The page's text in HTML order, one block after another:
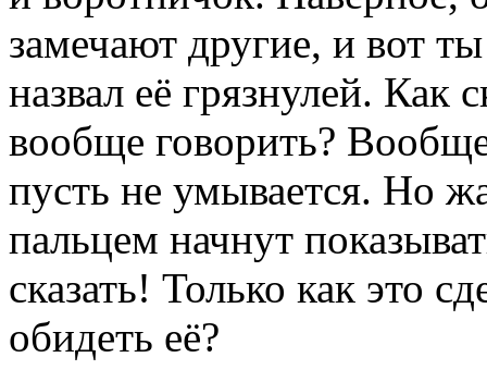
замечают другие, и вот
назвал её грязнулей. Как
вообще говорить?
пусть не умывается. Но
пальцем начнут
сказать! Только как это
обидеть её?